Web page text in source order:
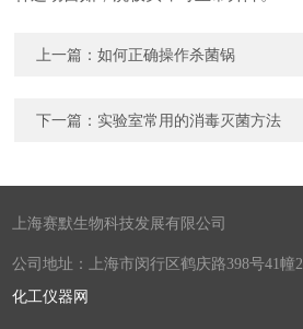
上一篇：如何正确操作杀菌锅
下一篇： 实验室常用的消毒灭菌方法
上海赛默生物科技发展有限公司
公司地址：上海市闵行区鹤庆路398号41幢
化工仪器网